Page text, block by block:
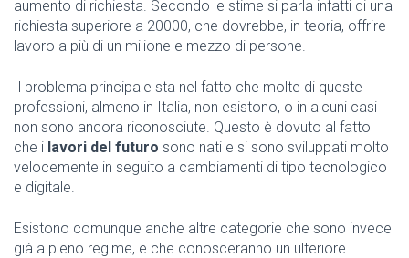
aumento di richiesta. Secondo le stime si parla infatti di una
richiesta superiore a 20000, che dovrebbe, in teoria, offrire
lavoro a più di un milione e mezzo di persone.
Il problema principale sta nel fatto che molte di queste
professioni, almeno in Italia, non esistono, o in alcuni casi
non sono ancora riconosciute. Questo è dovuto al fatto
che i lavori del futuro sono nati e si sono sviluppati molto
velocemente in seguito a cambiamenti di tipo tecnologico
e digitale.
Esistono comunque anche altre categorie che sono invece
già a pieno regime, e che conosceranno un ulteriore